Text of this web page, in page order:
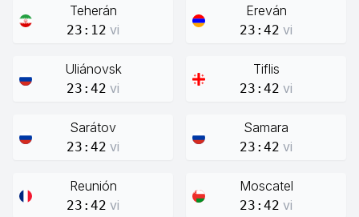
Teherán
23:12 vi
Ereván
23:42 vi
Uliánovsk
23:42 vi
Tiflis
23:42 vi
Sarátov
23:42 vi
Samara
23:42 vi
Reunión
23:42 vi
Moscatel
23:42 vi